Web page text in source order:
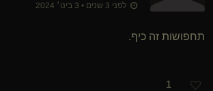
לפני 3 שנים • 3 בינו׳ 2024
תחפושות זה כיף.
1